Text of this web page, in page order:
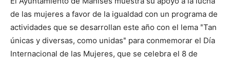
de las mujeres a favor de la igualdad con un programa de
actividades que se desarrollan este año con el lema ʺTan
únicas y diversas, como unidasʺ para conmemorar el Día
Internacional de las Mujeres, que se celebra el 8 de